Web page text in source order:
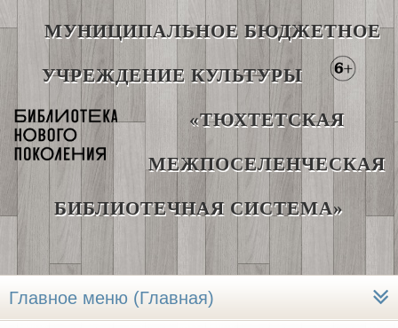
МУНИЦИПАЛЬНОЕ БЮДЖЕТНОЕ
УЧРЕЖДЕНИЕ КУЛЬТУРЫ
«ТЮХТЕТСКАЯ
МЕЖПОСЕЛЕНЧЕСКАЯ
БИБЛИОТЕЧНАЯ СИСТЕМА»
Главное меню (Главная)